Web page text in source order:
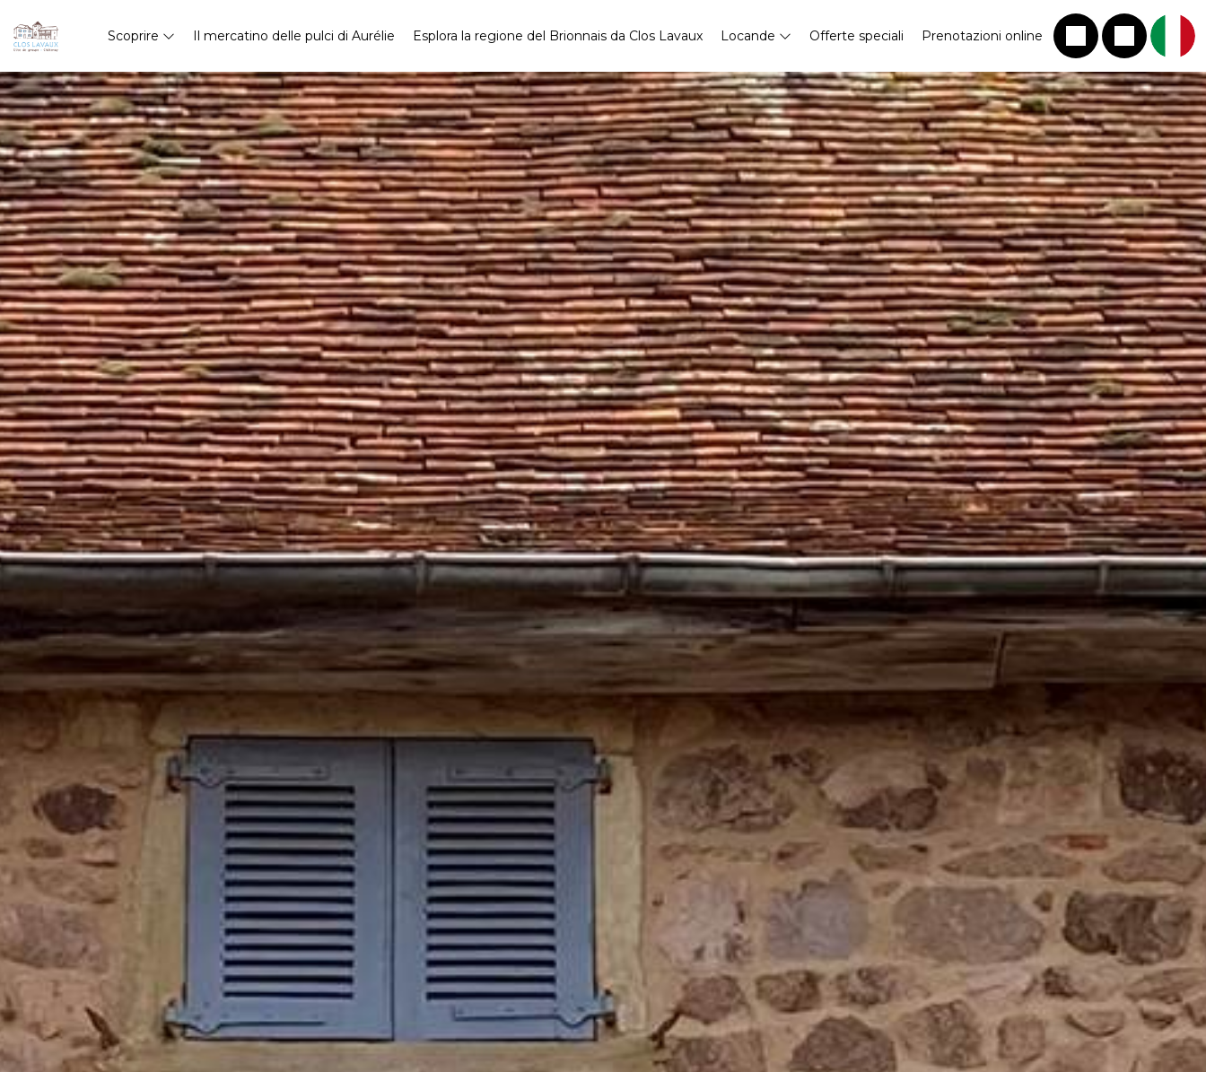
Scoprire Il mercatino delle pulci di Aurélie Esplora la regione del Brionnais da Clos Lavaux Locande Offerte speciali Prenotazioni online